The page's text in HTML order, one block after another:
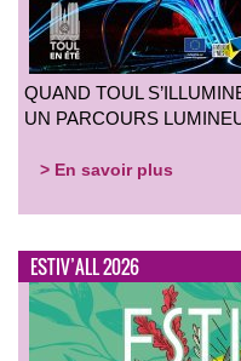
QUAND TOUL
UN PARCOURS
> En savoir plus
ESTIV’ALL 2026